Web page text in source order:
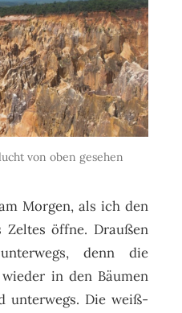
von oben gesehen
Morgen, als ich den
Zeltes öffne. Draußen
denn die
in den Bäumen
unterwegs. Die weiß-